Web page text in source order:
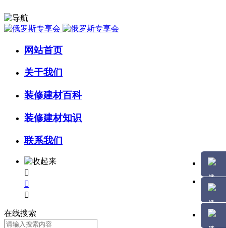
网站首页
关于我们
装修建材百科
装修建材知识
联系我们



在线搜索